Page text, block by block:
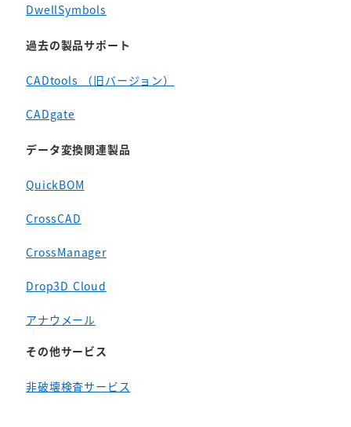
DwellSymbols
過去の製品サポート
CADtools （旧バージョン）
CADgate
データ変換関連製品
QuickBOM
CrossCAD
CrossManager
Drop3D Cloud
アナウメール
その他サービス
非破壊検査サービス